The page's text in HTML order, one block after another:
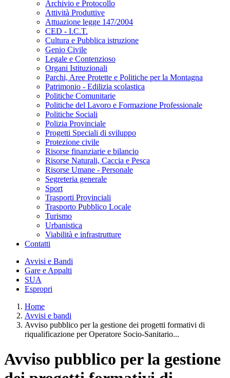
Archivio e Protocollo
Attività Produttive
Attuazione legge 147/2004
CED - I.C.T.
Cultura e Pubblica istruzione
Genio Civile
Legale e Contenzioso
Organi Istituzionali
Parchi, Aree Protette e Politiche per la Montagna
Patrimonio - Edilizia scolastica
Politiche Comunitarie
Politiche del Lavoro e Formazione Professionale
Politiche Sociali
Polizia Provinciale
Progetti Speciali di sviluppo
Protezione civile
Risorse finanziarie e bilancio
Risorse Naturali, Caccia e Pesca
Risorse Umane - Personale
Segreteria generale
Sport
Trasporti Provinciali
Trasporto Pubblico Locale
Turismo
Urbanistica
Viabilità e infrastrutture
Contatti
Avvisi e Bandi
Gare e Appalti
SUA
Espropri
Home
Avvisi e bandi
Avviso pubblico per la gestione dei progetti formativi di
riqualificazione per Operatore Socio-Sanitario...
Avviso pubblico per la gestione